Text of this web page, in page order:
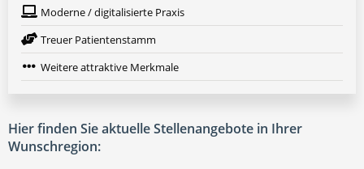
Moderne / digitalisierte Praxis
Treuer Patientenstamm
Weitere attraktive Merkmale
Hier finden Sie aktuelle Stellenangebote in Ihrer
Wunschregion: